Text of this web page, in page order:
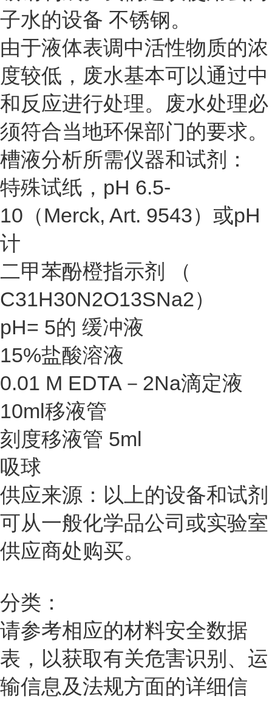
子水的设备 不锈钢。
由于液体表调中活性物质的浓
度较低，废水基本可以通过中
和反应进行处理。废水处理必
须符合当地环保部门的要求。
槽液分析所需仪器和试剂：
特殊试纸，pH 6.5-
10（Merck, Art. 9543）或pH
计
二甲苯酚橙指示剂 （
C31H30N2O13SNa2）
pH= 5的 缓冲液
15%盐酸溶液
0.01 M EDTA－2Na滴定液
10ml移液管
刻度移液管 5ml
吸球
供应来源：以上的设备和试剂
可从一般化学品公司或实验室
供应商处购买。
分类：
请参考相应的材料安全数据
表，以获取有关危害识别、运
输信息及法规方面的详细信